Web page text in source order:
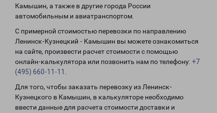
Камышин, а также в другие города России
автомобильным и авиатранспортом.
С примерной стоимостью перевозки по направлению
Ленинск-Кузнецкий - Камышин вы можете ознакомиться
на сайте, произвести расчет стоимости с помощью
онлайн-калькулятора или позвонить нам по телефону: +7
(495) 660-11-11
Для того, чтобы заказать перевозку из Ленинск-
Кузнецкого в Камышин, в калькуляторе необходимо
ввести данные для расчета стоимости доставки и